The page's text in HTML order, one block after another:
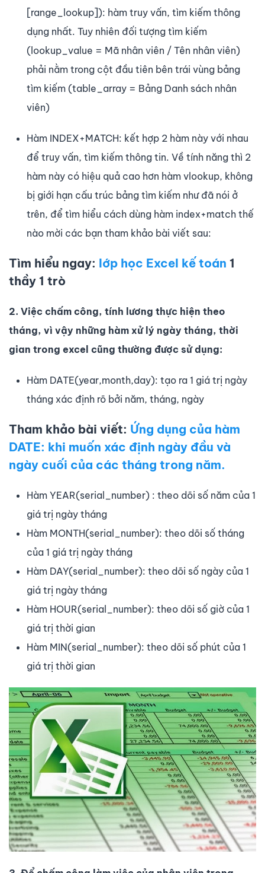
[range_lookup]): hàm truy vấn, tìm kiếm thông
dụng nhất. Tuy nhiên đối tượng tìm kiếm
(lookup_value = Mã nhân viên / Tên nhân viên)
phải nằm trong cột đầu tiên bên trái vùng bảng
tìm kiếm (table_array = Bảng Danh sách nhân
viên)
Hàm INDEX+MATCH: kết hợp 2 hàm này với nhau
để truy vấn, tìm kiếm thông tin. Về tính năng thì 2
hàm này có hiệu quả cao hơn hàm vlookup, không
bị giới hạn cấu trúc bảng tìm kiếm như đã nói ở
trên, để tìm hiểu cách dùng hàm index+match thế
nào mời các bạn tham khảo bài viết sau:
Tìm hiểu ngay: lớp học Excel kế toán 1
thầy 1 trò
2. Việc chấm công, tính lương thực hiện theo
tháng, vì vậy những hàm xử lý ngày tháng, thời
gian trong excel cũng thường được sử dụng:
Hàm DATE(year,month,day): tạo ra 1 giá trị ngày
tháng xác định rõ bởi năm, tháng, ngày
Tham khảo bài viết: Ứng dụng của hàm
DATE: khi muốn xác định ngày đầu và
ngày cuối của các tháng trong năm.
Hàm YEAR(serial_number) : theo dõi số năm của 1
giá trị ngày tháng
Hàm MONTH(serial_number): theo dõi số tháng
của 1 giá trị ngày tháng
Hàm DAY(serial_number): theo dõi số ngày của 1
giá trị ngày tháng
Hàm HOUR(serial_number): theo dõi số giờ của 1
giá trị thời gian
Hàm MIN(serial_number): theo dõi số phút của 1
giá trị thời gian